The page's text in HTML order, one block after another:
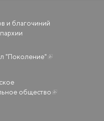
и благочиний
"Поколение"
общество (внешняя ссылка)